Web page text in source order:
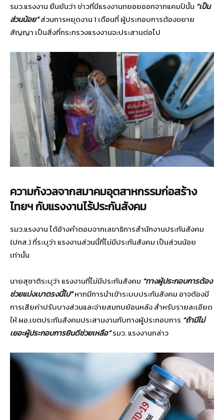
รมว.แรงงาน ยืนยันว่า ข่าวที่มีแรงงานทยอยออกจากแคมป์นั้น “เป็น
ส่วนน้อย”ส่วนการหยุดงาน 1 เดือนที่ ผู้ประกอบการต้องขยาย
สัญญา เป็นสิ่งที่กระทรวงแรงงานจะประสานต่อไป
ความกังวลจากสมาคมอุตสาหกรรมก่อสร้าง
ไทยฯ กับแรงงานไร้ประกันสังคม
รมว.แรงงาน ได้อ้างคำตอบจากเลขาธิการสำนักงานประกันสังคม
(ปกส.) ที่ระบุว่า แรงงานส่วนนี้ที่ไม่มีประกันสังคม เป็นส่วนน้อย
เท่านั้น
นายสุชาติระบุว่า แรงงานที่ไม่มีประกันสังคม “ทางผู้ประกอบการต้อง
ช่วยแบ่งเบาตรงนี้ไป”หากมีการนำเข้าระบบประกันสังคม อาจต้องมี
การเสียค่าปรับบางส่วนและจ่ายสมทบย้อนหลัง สำหรับรายละเอียด
ให้ ผอ.เขตประกันสังคมประสานงานกับทางผู้ประกอบการ “ถ้ามีไม่
เยอะผู้ประกอบการยินดีช่วยเหลือ”รมว. แรงงานกล่าว